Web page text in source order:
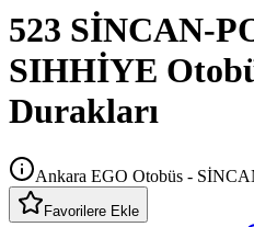
523 SİNCAN-
SIHHİYE
Durakları
Ankara EGO Otobüs -
Favorilere Ekle